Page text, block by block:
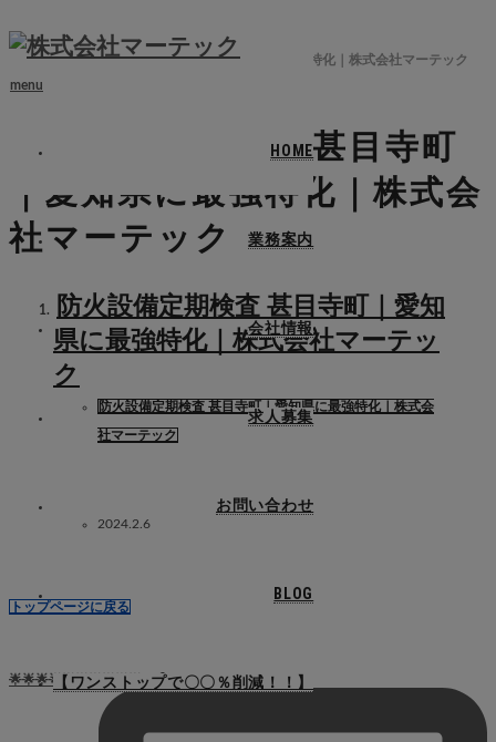
menu
HOME
業務案内
会社情報
求人募集
お問い合わせ
BLOG
【ワンストップで〇〇％削減！！】
ブログ
防火設備定期検査 甚目寺町｜愛知県に最強特化｜株式会社マーテック
防火設備定期検査 甚目寺町
｜愛知県に最強特化｜株式会
社マーテック
防火設備定期検査 甚目寺町｜愛知
県に最強特化｜株式会社マーテッ
ク
防火設備定期検査 甚目寺町｜愛知県に最強特化｜株式会
社マーテック
2024.2.6
トップページに戻る
🌟🌟🌟🌟🌟🌟🌟🌟🌟🌟 ✨🤖 A